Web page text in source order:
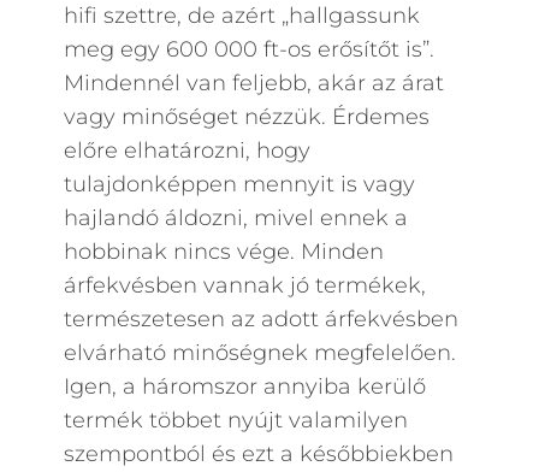
hifi szettre, de azért „hallgassunk
meg egy 600 000 ft-os erősítőt is”.
Mindennél van feljebb, akár az árat
vagy minőséget nézzük. Érdemes
előre elhatározni, hogy
tulajdonképpen mennyit is vagy
hajlandó áldozni, mivel ennek a
hobbinak nincs vége. Minden
árfekvésben vannak jó termékek,
természetesen az adott árfekvésben
elvárható minőségnek megfelelően.
Igen, a háromszor annyiba kerülő
termék többet nyújt valamilyen
szempontból és ezt a későbbiekben